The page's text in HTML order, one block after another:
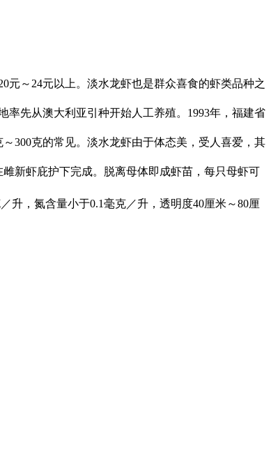
元～ 24元以上。淡水龙虾也是群众喜食的虾类品种之
率先从澳大利亚引种开始人工养殖。 1993年，福建省
～300克的常见。淡水龙虾由于体态美，受人喜爱，其
雌新虾庇护下完成。脱离母体即成虾苗，每只母虾可
升，氮含量小于0.1毫克／升，透明度40厘米～80厘